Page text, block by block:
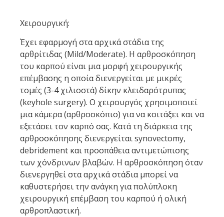
Χειρουργική:
Έχει εφαρμογή στα αρχικά στάδια της
αρθρίτιδας (Mild/Moderate). Η αρθροσκόπηση
του καρπού είναι μια μορφή χειρουργικής
επέμβασης η οποία διενεργείται με μικρές
τομές (3-4 χιλιοστά) δίκην κλειδαρότρυπας
(keyhole surgery). Ο χειρουργός χρησιμοποιεί
μια κάμερα (αρθροσκόπιο) για να κοιτάξει και να
εξετάσει τον καρπό σας. Κατά τη διάρκεια της
αρθροσκόπησης διενεργείται synovectomy,
debridement και προσπάθεια αντιμετώπισης
των χόνδρινων βλαβών. Η αρθροσκόπηση όταν
διενεργηθεί στα αρχικά στάδια μπορεί να
καθυστερήσει την ανάγκη για πολύπλοκη
χειρουργική επέμβαση του καρπού ή ολική
αρθροπλαστική.